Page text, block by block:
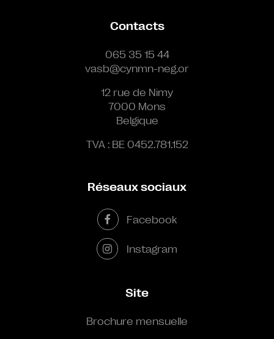
Contacts
065 35 15 44
vasb@cynmn-neg.or
12 rue de Nimy
7000 Mons
Belgique
TVA : BE 0452.781.152
Réseaux sociaux
Facebook
Instagram
Site
Brochure mensuelle